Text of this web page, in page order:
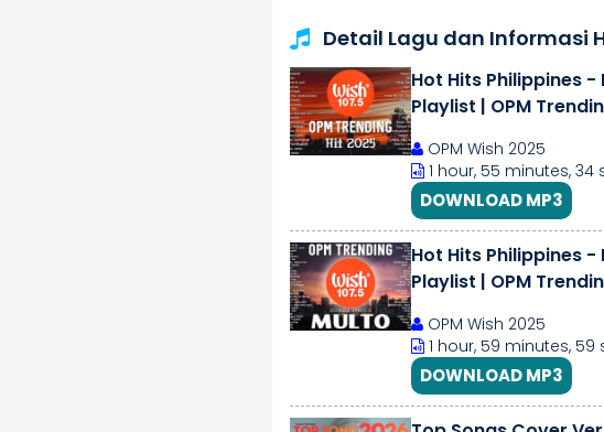
Detail Lagu dan Informasi
Hot Hits Philippines -
Playlist | OPM
OPM Wish 2025
1 hour, 55 minutes, 34
DOWNLOAD MP3
Hot Hits Philippines -
Playlist | OPM
OPM Wish 2025
1 hour, 59 minutes,
DOWNLOAD MP3